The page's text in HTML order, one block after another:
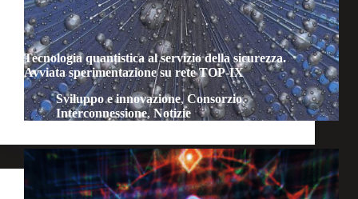
Tecnologia quantistica al servizio della sicurezza.
Avviata sperimentazione su rete TOP-IX
Sviluppo e innovazione, Consorzio,
Interconnessione, Notizie